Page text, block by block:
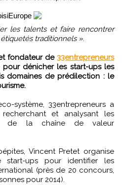
les talents et faire rencontrer
traditionnels ».
fondateur de 33entrepreneurs
dénicher les start-ups les
domaines de prédilection : le
système, 33entrepreneurs a
recherchant et analysant les
de la chaîne de valeur
Vincent Pretet organise
start-ups pour identifier les
(près de 20 concours,
pour 2014).